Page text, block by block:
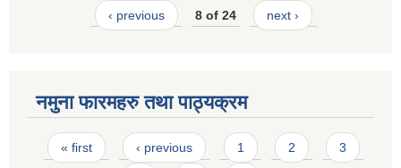
‹ previous 8 of 24 next ›
नमुना फारमहरु तथा पाठ्यक्रम
Pages
« first ‹ previous 1 2 3